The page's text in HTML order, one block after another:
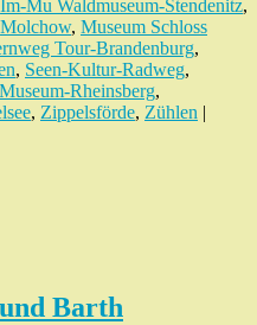
Im-Mu Waldmuseum-Stendenitz,
Molchow, Museum Schloss
Tour-Brandenburg,
, Seen-Kultur-Radweg,
Rheinsberg,
, Zippelsförde, Zühlen |
Barth